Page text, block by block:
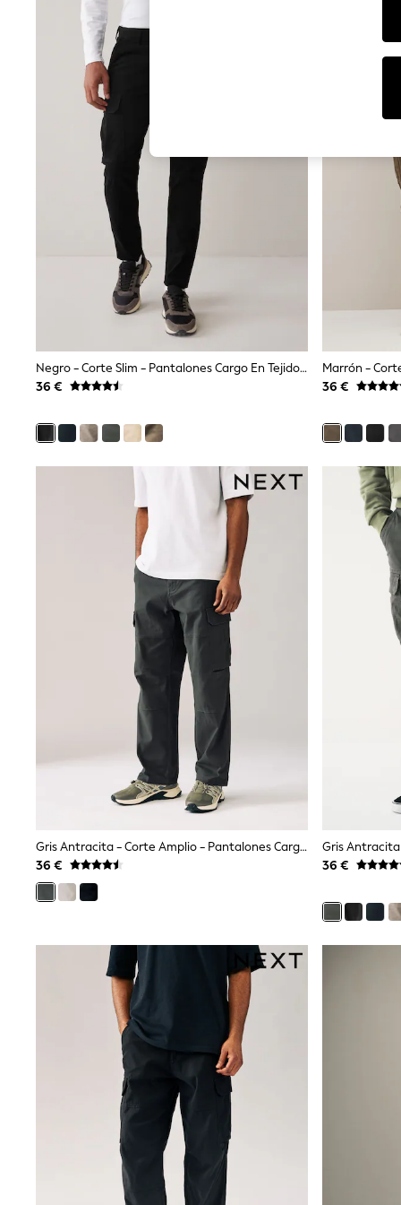
Sets & Outfits
Tops
T-Shirts
Nightwear & Pyjamas
Trousers & Leggings
Bodysuits & Vests
Shirts & Blouses
Swimwear
Shorts & Skirts
Babygrows & Sleepsuits
Jeans
Jumpsuits & Playsuits
All Holiday Shop
Dresses
Sandals & Sliders
Sun Safe Swimwear
Sun Hats & Caps
Shop All Footwear
New In
Pram Shoes
School Shoes
Slippers
Underwear
Socks & Tights
Shirts & Polos
Polo Shirts
Knitwear & Jumpers
Sweatshirts
Sports & Swimwear
Coats & Jackets
School Bags
All Occasionwear
All Partywear
Wedding
Cardigans
Skirts
New In
Nighties
Sleepsuits
Blanket Hoodies
All Bags & Accessories
New In
Denim Jackets
Raincoats
Waterproof
Shackets
Puddlesuits
Pramsuits
Teddy Borg
Negro - Corte Slim - Pantalones Cargo En Tejido Elástico De Algodón
36 €
36 €
Gris Antracita - Corte Amplio - Pantalones Cargo En Tejido Elástico De Algodón
36 €
36 €